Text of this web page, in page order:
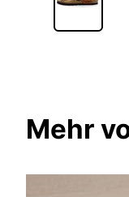
Mehr